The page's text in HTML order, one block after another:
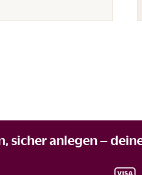
sicher anlegen –